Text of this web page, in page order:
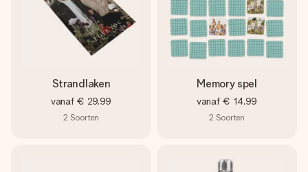
Strandlaken
vanaf € 29,99
2 Soorten
Memory spel
vanaf € 14,99
2 Soorten